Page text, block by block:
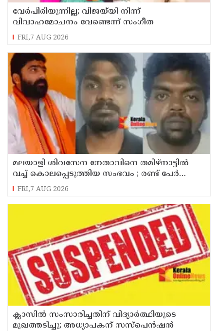
വേർപിരിയുന്നില്ല; വിജയ്‍യി നിന്ന്
വിവാഹമോചനം വേണ്ടെന്ന് സംഗീത
FRI,7 AUG 2026
മലയാളി ശിവസേന നേതാവിനെ തമിഴ്നാട്ടിൽ
വച്ച് കൊലപ്പെടുത്തിയ സംഭവം ; രണ്ട് പേർ
പിടിയിൽ
FRI,7 AUG 2026
ക്ലാസിൽ സംസാരിച്ചതിന് വിദ്യാര്‍ത്ഥിയുടെ
മുഖത്തടിച്ചു; അധ്യാപകന് സസ്പെൻഷൻ